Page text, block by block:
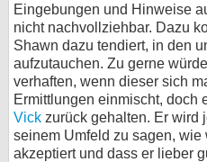
Eingebungen und Hinweise
nicht nachvollziehbar. Dazu
Shawn dazu tendiert, in den
aufzutauchen. Zu gerne
verhaften, wenn dieser sich
Ermittlungen einmischt, doch
Vick zurück gehalten. Er wird
seinem Umfeld zu sagen, wie
akzeptiert und dass er lieber